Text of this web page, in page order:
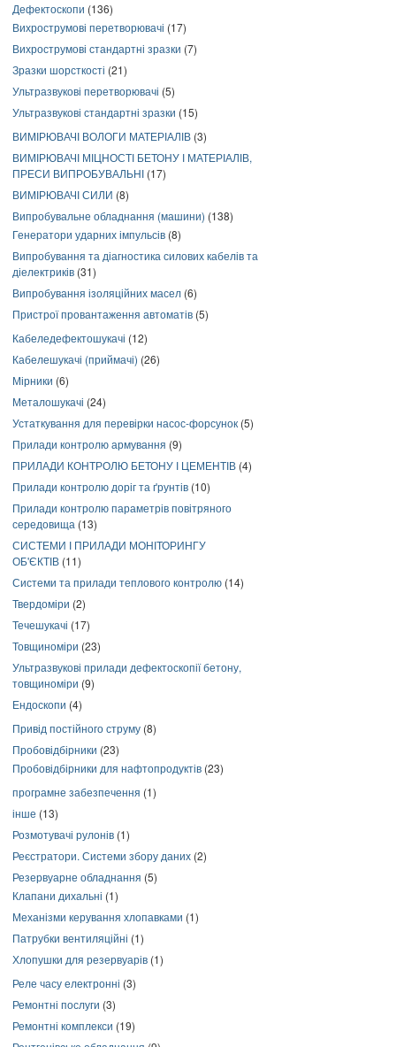
Дефектоскопи (136)
Вихрострумові перетворювачі (17)
Вихрострумові стандартні зразки (7)
Зразки шорсткості (21)
Ультразвукові перетворювачі (5)
Ультразвукові стандартні зразки (15)
ВИМІРЮВАЧІ ВОЛОГИ МАТЕРІАЛІВ (3)
ВИМІРЮВАЧІ МІЦНОСТІ БЕТОНУ І МАТЕРІАЛІВ,
ПРЕСИ ВИПРОБУВАЛЬНІ (17)
ВИМІРЮВАЧІ СИЛИ (8)
Випробувальне обладнання (машини) (138)
Генератори ударних імпульсів (8)
Випробування та діагностика силових кабелів та
діелектриків (31)
Випробування ізоляційних масел (6)
Пристрої провантаження автоматів (5)
Кабеледефектошукачі (12)
Кабелешукачі (приймачі) (26)
Мірники (6)
Металошукачі (24)
Устаткування для перевірки насос-форсунок (5)
Прилади контролю армування (9)
ПРИЛАДИ КОНТРОЛЮ БЕТОНУ І ЦЕМЕНТІВ (4)
Прилади контролю доріг та ґрунтів (10)
Прилади контролю параметрів повітряного
середовища (13)
СИСТЕМИ І ПРИЛАДИ МОНІТОРИНГУ
ОБ'ЄКТІВ (11)
Системи та прилади теплового контролю (14)
Твердоміри (2)
Течешукачі (17)
Товщиноміри (23)
Ультразвукові прилади дефектоскопії бетону,
товщиноміри (9)
Ендоскопи (4)
Привід постійного струму (8)
Пробовідбірники (23)
Пробовідбірники для нафтопродуктів (23)
програмне забезпечення (1)
інше (13)
Розмотувачі рулонів (1)
Реєстратори. Системи збору даних (2)
Резервуарне обладнання (5)
Клапани дихальні (1)
Механізми керування хлопавками (1)
Патрубки вентиляційні (1)
Хлопушки для резервуарів (1)
Реле часу електронні (3)
Ремонтні послуги (3)
Ремонтні комплекси (19)